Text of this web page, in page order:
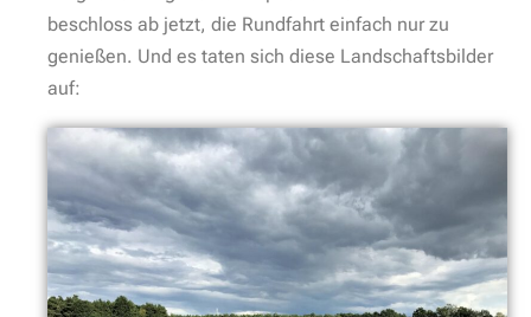
beschloss ab jetzt, die Rundfahrt einfach nur zu
genießen. Und es taten sich diese Landschaftsbilder
auf: